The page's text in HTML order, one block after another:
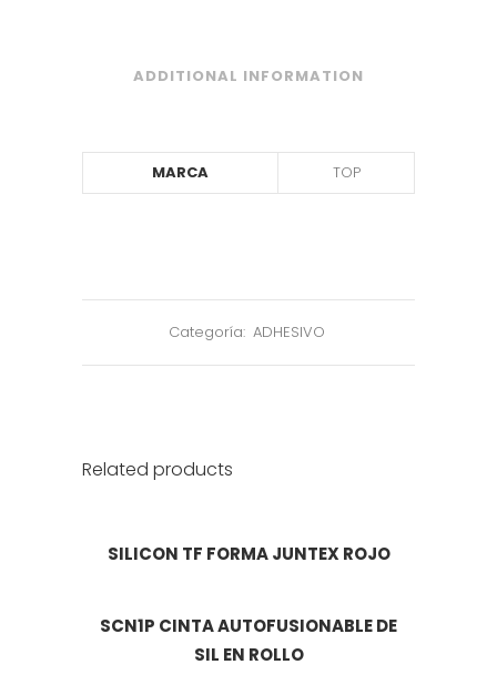
ADDITIONAL INFORMATION
MARCA TOP
Categoría: ADHESIVO
Related products
SILICON TF FORMA JUNTEX ROJO
SCN1P CINTA AUTOFUSIONABLE DE
SIL EN ROLLO